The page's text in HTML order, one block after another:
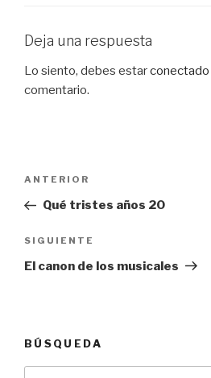
Deja una respuesta
Lo siento, debes estarconectado
comentario.
entradas
Entrada
anterior:
ANTERIOR
Qué tristes años 20
Siguiente
entrada
SIGUIENTE
El canon de los musicales
BÚSQUEDA